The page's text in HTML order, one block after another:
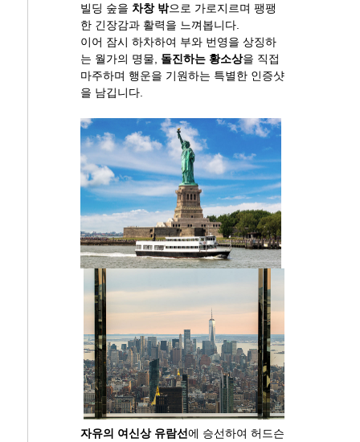
빌딩 숲을 차창 밖으로 가로지르며 팽팽
한 긴장감과 활력을 느껴봅니다.
이어 잠시 하차하여 부와 번영을 상징하
는 월가의 명물, 돌진하는 황소상을 직접
마주하며 행운을 기원하는 특별한 인증샷
을 남깁니다.
자유의 여신상 유람선에 승선하여 허드슨